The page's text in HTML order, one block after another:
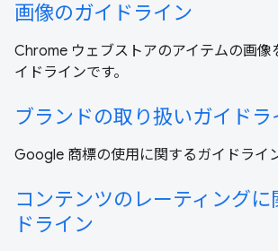
画像のガイドライン
Chrome ウェブストアのアイテムの画像
イドラインです。
ブランドの取り扱いガイドラ
Google 商標の使用に関するガイドライ
コンテンツのレーティングに
ドライン